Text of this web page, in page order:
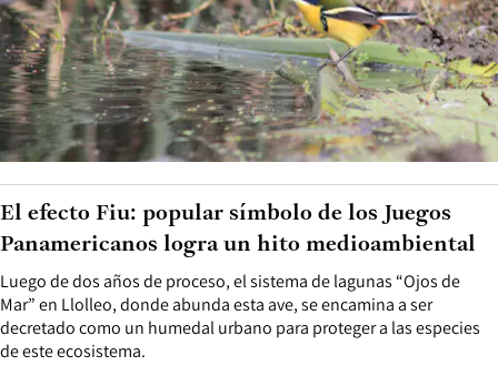
Luego de dos años de proceso, el sistema de lagunas “Ojos de
Mar” en Llolleo, donde abunda esta ave, se encamina a ser
decretado como un humedal urbano para proteger a las especies
de este ecosistema.
El efecto Fiu: popular símbolo de los Juegos
Panamericanos logra un hito medioambiental